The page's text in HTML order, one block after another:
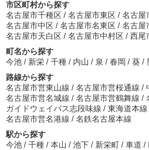
市区町村から探す
名古屋市千種区 / 名古屋市東区 / 名古屋
名古屋市中区 / 名古屋市名東区 / 名古屋
名古屋市天白区 / 名古屋市中村区 / 西尾
町名から探す
今池 / 新栄 / 千種 / 内山 / 泉 / 春岡 / 葵 /
路線から探す
名古屋市営東山線 / 名古屋市営桜通線 /
名古屋市営名城線 / 名古屋市営鶴舞線 /
ガイドウェイバス志段味線 / 東海道本線
名古屋市営名港線 / 名鉄名古屋本線
駅から探す
今池 / 千種 / 本山 / 池下 / 新栄町 / 車道 /